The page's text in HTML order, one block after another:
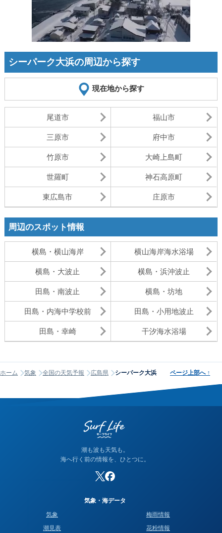
シーパーク大浜の周辺から探す
現在地から探す
尾道市 福山市
三原市 府中市
竹原市 大崎上島町
世羅町 神石高原町
東広島市 庄原市
周辺のスポット情報
横島・横山海岸 横山海岸海水浴場
横島・大波止 横島・浜沖波止
田島・南波止 横島・坊地
田島・内海中学校前 田島・小用地波止
田島・幸崎 干汐海水浴場
ホーム 気象 全国の天気予報 広島県 シーパーク大浜 ページ上部へ ↑
潮も波も天気も。
海へ行く前の情報を、ひとつに。
気象・海データ
気象
潮見表
梅雨情報
花粉情報